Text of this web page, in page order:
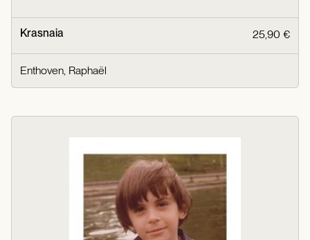
Krasnaia 25,90 €
Enthoven, Raphaël